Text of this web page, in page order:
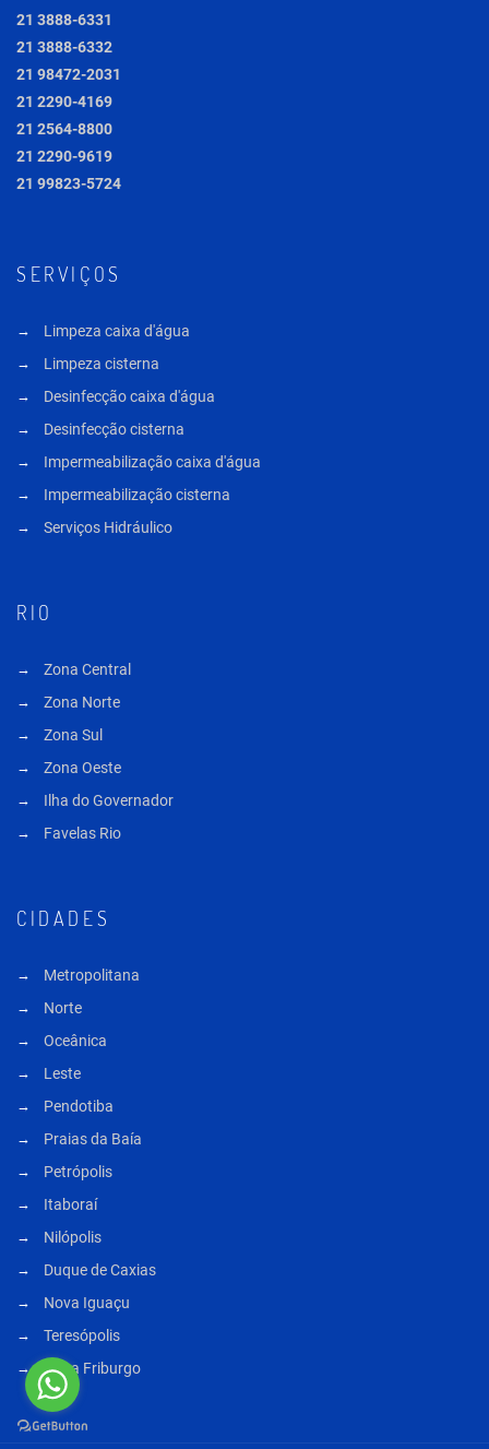
21 3888-6331
21 3888-6332
21 98472-2031
21 2290-4169
21 2564-8800
21 2290-9619
21 99823-5724
SERVIÇOS
Limpeza caixa d'água
Limpeza cisterna
Desinfecção caixa d'água
Desinfecção cisterna
Impermeabilização caixa d'água
Impermeabilização cisterna
Serviços Hidráulico
RIO
Zona Central
Zona Norte
Zona Sul
Zona Oeste
Ilha do Governador
Favelas Rio
CIDADES
Metropolitana
Norte
Oceânica
Leste
Pendotiba
Praias da Baía
Petrópolis
Itaboraí
Nilópolis
Duque de Caxias
Nova Iguaçu
Teresópolis
Nova Friburgo